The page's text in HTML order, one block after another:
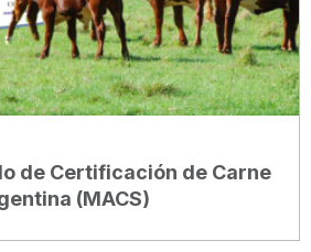
de Certificación de Carne
(MACS)